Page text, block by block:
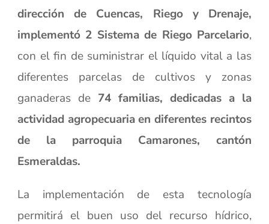
dirección de Cuencas, Riego y Drenaje,
implementó 2 Sistema de Riego Parcelario,
con el fin de suministrar el líquido vital a las
diferentes parcelas de cultivos y zonas
ganaderas de 74 familias, dedicadas a la
actividad agropecuaria en diferentes recintos
de la parroquia Camarones, cantón
Esmeraldas.
La implementación de esta tecnología
permitirá el buen uso del recurso hídrico,